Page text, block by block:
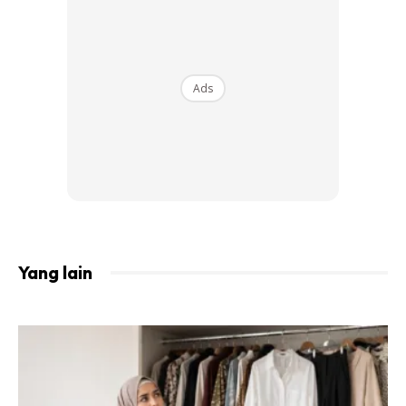
tidak memakai hijab. Penjagaan yang rapi dan
Ads
Yang lain